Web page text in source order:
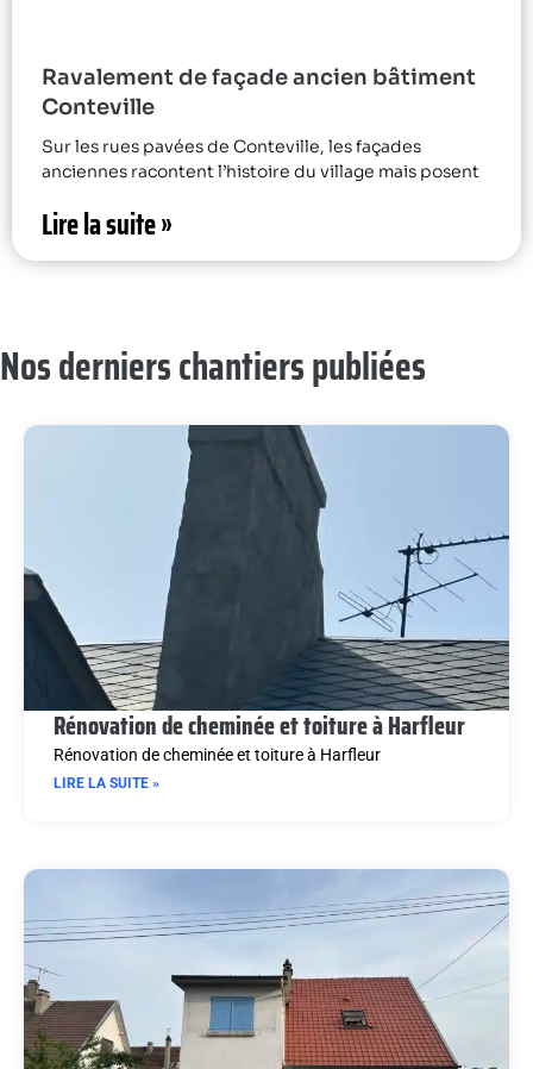
Ravalement de façade ancien bâtiment
Conteville
Sur les rues pavées de Conteville, les façades
anciennes racontent l’histoire du village mais posent
Lire la suite »
Nos derniers chantiers publiées
Rénovation de cheminée et toiture à Harfleur
Rénovation de cheminée et toiture à Harfleur
LIRE LA SUITE »